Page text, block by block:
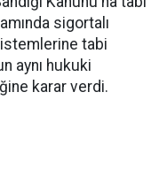
sigortalı
tabi
aynı hukuki
karar verdi.